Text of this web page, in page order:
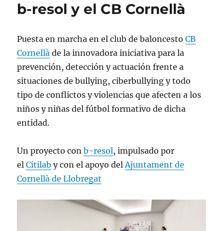
b-resol y el CB Cornellà
Puesta en marcha en el club de baloncestoCB
Cornellà de la innovadora iniciativa para la
prevención, detección y actuación frente a
situaciones de bullying, ciberbullying y todo
tipo de conflictos y violencias que afecten a los
niños y niñas del fútbol formativo de dicha
entidad.
Un proyecto conb-resol, impulsado por
elCitilab y con el apoyo delAjuntament de
Cornellà de Llobregat